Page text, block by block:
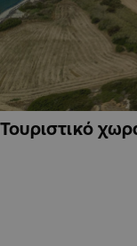
Τουριστικό